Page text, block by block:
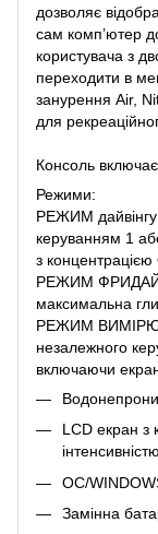
дозволяє
сам комп’ютер
користувача з
переходити в
занурення Air,
для
Консоль
Режими:
РЕЖИМ
керуванням 1
з концентрацією
РЕЖИМ
максимальна
РЕЖИМ
незалежного
включаючи
LCD екран з
ОС/
Замінна